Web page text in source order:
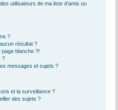
utilisateurs de ma liste d’amis ou
?
résultat ?
blanche ?!
?
messages et sujets ?
et la surveillance ?
des sujets ?